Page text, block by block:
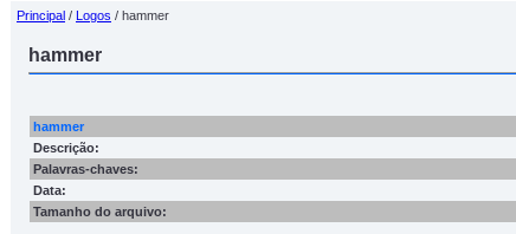
Principal / Logos / hammer
hammer
hammer
Descrição:
Palavras-chaves:
Data:
Tamanho do arquivo: